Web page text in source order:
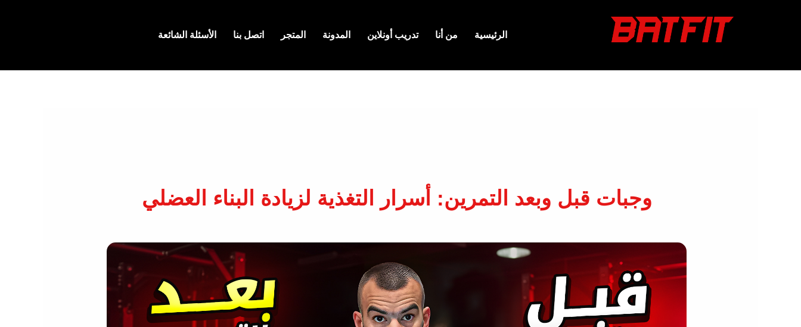
الرئيسية من أنا تدريب أونلاين المدونة المتجر اتصل بنا الأسئلة الشائعة
وجبات قبل وبعد التمرين: أسرار التغذية لزيادة البناء العضلي